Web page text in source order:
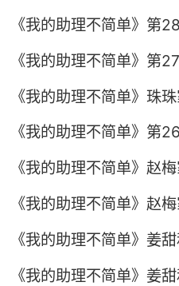
《我的助理不简单》第
《我的助理不简单》第
《我的助理不简单》珠
《我的助理不简单》第
《我的助理不简单》赵
《我的助理不简单》赵
《我的助理不简单》姜
《我的助理不简单》姜